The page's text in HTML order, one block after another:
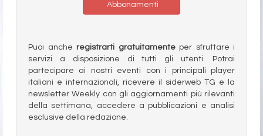
Abbonamenti
Puoi anche registrarti gratuitamenteper sfruttare i
servizi a disposizione di tutti gli utenti. Potrai
partecipare ai nostri eventi con i principali player
italiani e internazionali, ricevere il siderweb TG e la
newsletter Weekly con gli aggiornamenti più rilevanti
della settimana, accedere a pubblicazioni e analisi
esclusive della redazione.